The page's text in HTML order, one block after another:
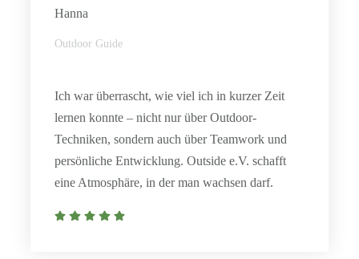
Hanna
Outdoor Guide
Ich war überrascht, wie viel ich in kurzer Zeit
lernen konnte – nicht nur über Outdoor-
Techniken, sondern auch über Teamwork und
persönliche Entwicklung. Outside e.V. schafft
eine Atmosphäre, in der man wachsen darf.